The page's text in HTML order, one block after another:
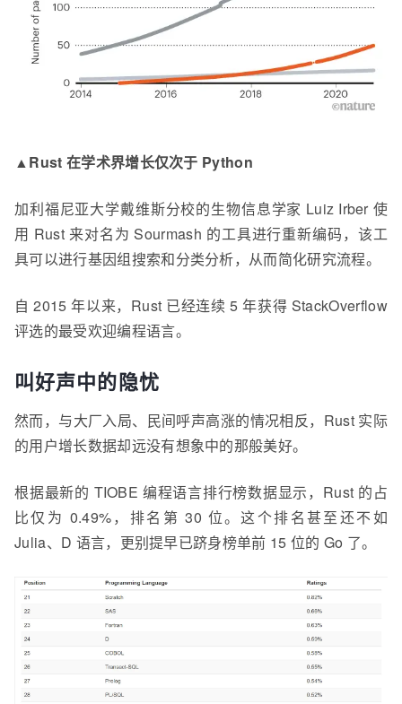
▲Rust 在学术界增长仅次于 Python
加利福尼亚大学戴维斯分校的生物信息学家 Luiz Irber 使
用 Rust 来对名为 Sourmash 的工具进行重新编码，该工
具可以进行基因组搜索和分类分析，从而简化研究流程。
自 2015 年以来，Rust 已经连续 5 年获得 StackOverflow
评选的最受欢迎编程语言。
叫好声中的隐忧
然而，与大厂入局、民间呼声高涨的情况相反，Rust 实际
的用户增长数据却远没有想象中的那般美好。
根据最新的 TIOBE 编程语言排行榜数据显示，Rust 的占
比仅为 0.49%，排名第 30 位。这个排名甚至还不如
Julia、D 语言，更别提早已跻身榜单前 15 位的 Go 了。